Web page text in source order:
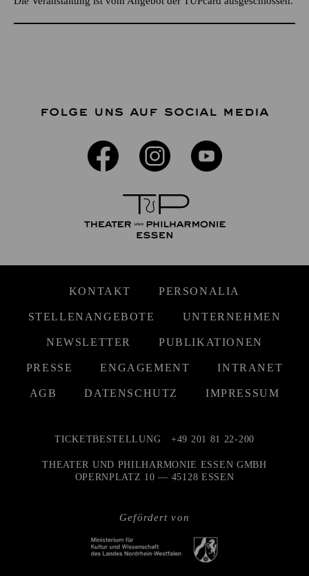
FOLGE UNS AUF SOCIAL MEDIA
KONTAKT PERSONALIA
STELLENANGEBOTE UNTERNEHMEN
NEWSLETTER PUBLIKATIONEN
PRESSE ENGAGEMENT INTRANET
AGB DATENSCHUTZ IMPRESSUM
Gefördert von
TICKETBESTELLUNG +49 201 81 22-200
THEATER UND PHILHARMONIE ESSEN GMBH
OPERNPLATZ 10 — 45128 ESSEN